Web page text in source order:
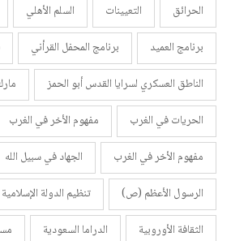
الحرائق
التعيينات السلم الأهلي
برنامج العميد
برنامج المحفل القرأني
الناطق العسكري لسرايا القدس أبو الحمز
الحريات في الغرب
مفهوم الأخر في الغرب
مفهوم الأخر في الغرب
الجهاد في سبيل الله
الرسول الأعظم (ص)
تنظيم الدولة
الثقافة الأوروبية
الدراما السعودية